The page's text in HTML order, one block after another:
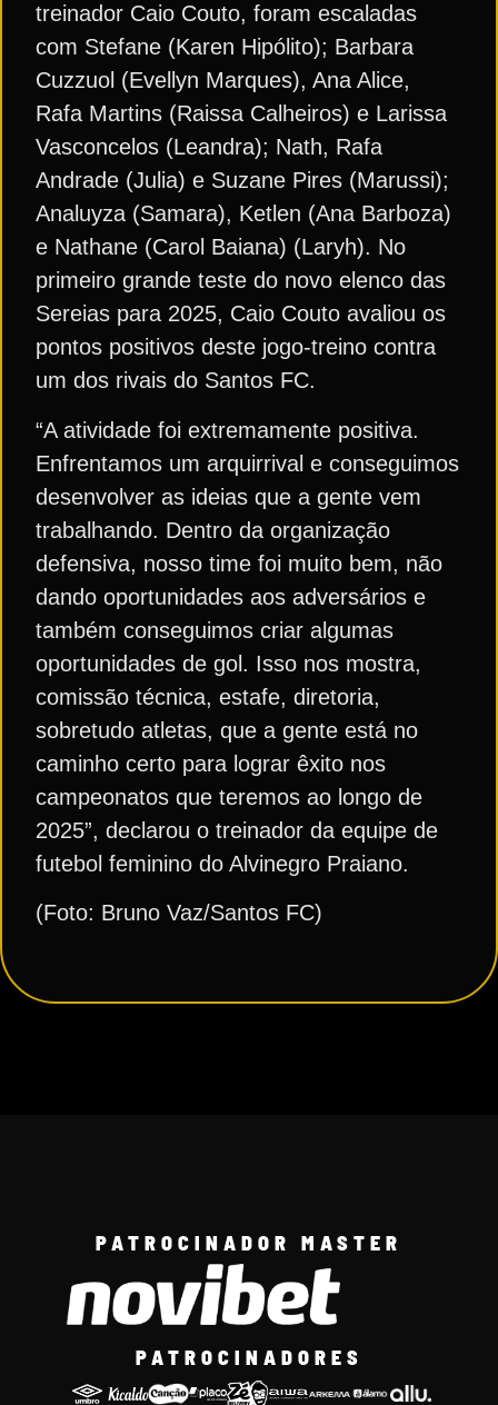
treinador Caio Couto, foram escaladas
com Stefane (Karen Hipólito); Barbara
Cuzzuol (Evellyn Marques), Ana Alice,
Rafa Martins (Raissa Calheiros) e Larissa
Vasconcelos (Leandra); Nath, Rafa
Andrade (Julia) e Suzane Pires (Marussi);
Analuyza (Samara), Ketlen (Ana Barboza)
e Nathane (Carol Baiana) (Laryh). No
primeiro grande teste do novo elenco das
Sereias para 2025, Caio Couto avaliou os
pontos positivos deste jogo-treino contra
um dos rivais do Santos FC.
“A atividade foi extremamente positiva.
Enfrentamos um arquirrival e conseguimos
desenvolver as ideias que a gente vem
trabalhando. Dentro da organização
defensiva, nosso time foi muito bem, não
dando oportunidades aos adversários e
também conseguimos criar algumas
oportunidades de gol. Isso nos mostra,
comissão técnica, estafe, diretoria,
sobretudo atletas, que a gente está no
caminho certo para lograr êxito nos
campeonatos que teremos ao longo de
2025”, declarou o treinador da equipe de
futebol feminino do Alvinegro Praiano.
(Foto: Bruno Vaz/Santos FC)
PATROCINADOR MASTER
PATROCINADORES